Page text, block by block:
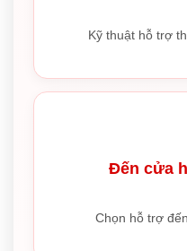
Kỹ thuật hỗ trợ
Đến cửa
Chọn hỗ trợ